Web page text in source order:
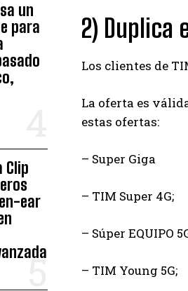
un
para
Clip
ear
2) Duplica
Los clientes de
La oferta es
estas ofertas:
– Super Giga
– TIM Super 4G;
– Súper EQUIPO
– TIM Young 5G;